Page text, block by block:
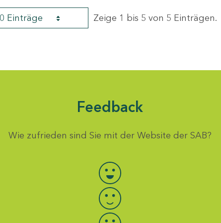
Einträge Zeige 1 bis 5 von 5 Einträgen.
Feedback
Wie zufrieden sind Sie mit der Website der SAB?
Bewertung auswählen